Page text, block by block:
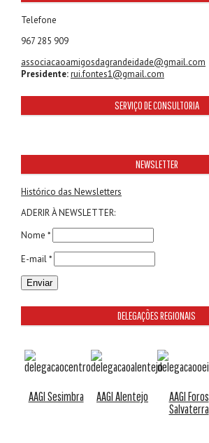
Telefone
967 285 909
associacaoamigosdagrandeidade@gmail.com
Presidente:rui.fontes1@gmail.com
SERVIÇO DE CONSULTORIA
NEWSLETTER
Histórico das Newsletters
ADERIR À NEWSLETTER:
Nome *
E-mail *
DELEGAÇÕES REGIONAIS
AAGI Sesimbra AAGI Alentejo
AAGI Foros
Salvaterra